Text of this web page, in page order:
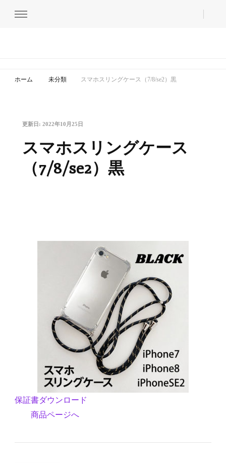
ホーム 未分類 スマホスリングケース（7/8/se2）黒
更新日: 2022年10月25日
スマホスリングケース
（7/8/se2）黒
保証書ダウンロード
商品ページへ